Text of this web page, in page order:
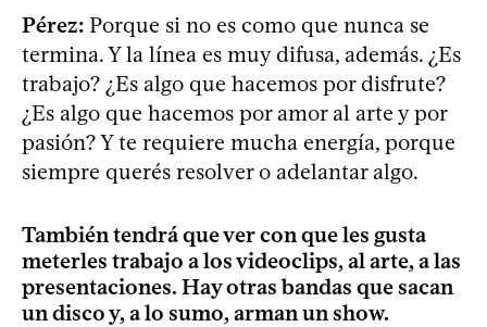
Pérez: Porque si no es como que nunca se
termina. Y la línea es muy difusa, además. ¿Es
trabajo? ¿Es algo que hacemos por disfrute?
¿Es algo que hacemos por amor al arte y por
pasión? Y te requiere mucha energía, porque
siempre querés resolver o adelantar algo.
También tendrá que ver con que les gusta
meterles trabajo a los videoclips, al arte, a las
presentaciones. Hay otras bandas que sacan
un disco y, a lo sumo, arman un show.